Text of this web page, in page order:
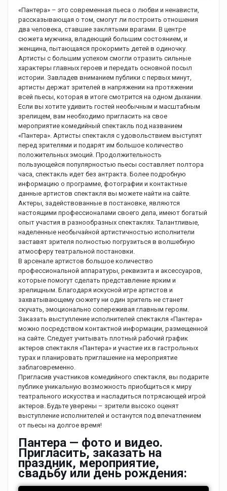
«Пантера» – это современная пьеса о любви и ненависти,
рассказывающая о том, смогут ли построить отношения
два человека, ставшие заклятыми врагами. В центре
сюжета мужчина, владеющий большим состоянием, и
женщина, пытающаяся прокормить детей в одиночку.
Артисты с большим успехом смогли отразить сильные
характеры главных героев и передать основной посыл
истории. Завладев вниманием публики с первых минут,
артисты держат зрителей в напряжении на протяжении
всей пьесы, которая в итоге смотрится на одном дыхании.
Если вы хотите удивить гостей необычным и масштабным
зрелищем, вам необходимо пригласить на свое
мероприятие комедийный спектакль под названием
«Пантера». Артисты спектакля с удовольствием выступят
перед зрителями и подарят им большое количество
положительных эмоций. Продолжительность
пользующейся популярностью пьесы составляет полтора
часа, спектакль идет без антракта. Более подробную
информацию о программе, фотографии и контактные
данные артистов спектакля вы можете найти на сайте.
Актеры, задействованные в постановке, являются
настоящими профессионалами своего дела, имеют богатый
опыт участия в разнообразных спектаклях. Талантливые,
наделенные необычайной артистичностью исполнители
заставят зрителя полностью погрузиться в волшебную
атмосферу театральной постановки.
В арсенале артистов большое количество
профессиональной аппаратуры, реквизита и аксессуаров,
которые помогут сделать представление ярким и
зрелищным. Благодаря искусной игре артистов и
захватывающему сюжету ни один зритель не станет
скучать, эмоционально сопереживая главным героям.
Заказать выступление исполнителей спектакля «Пантера»
можно посредством контактной информации, размещенной
на сайте. Следует учитывать плотный рабочий график
актеров спектакля «Пантера» и участие их в гастрольных
турах и планировать приглашение на мероприятие
заблаговременно.
Пригласив участников комедийного спектакля, вы подарите
публике уникальную возможность приобщиться к миру
театрального искусства и насладиться потрясающей игрой
актеров. Будьте уверены – зрители высоко оценят
выступление исполнителей и останутся под впечатлением
от пьесы на долгое время!
Пантера — фото и видео.
Пригласить, заказать на
праздник, мероприятие,
свадьбу или день рождения: